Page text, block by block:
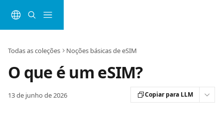
Todas as coleções Noções básicas de eSIM
O que é um eSIM?
13 de junho de 2026 Copiar para LLM